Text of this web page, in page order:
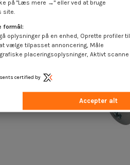
på "Læs mere →" eller ved at bruge
site.
formål:
oplysninger på en enhed, Oprette profiler til
vælge tilpasset annoncering, Måle
placeringsoplysninger, Aktivt scanne
certified by
Accepter alt